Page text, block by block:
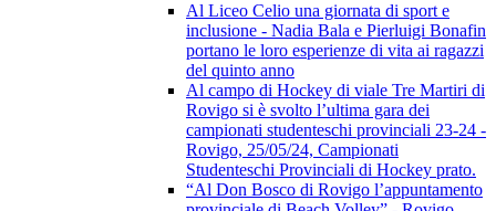
Al Liceo Celio una giornata di sport e
inclusione - Nadia Bala e Pierluigi Bonafin
portano le loro esperienze di vita ai ragazzi
del quinto anno
Al campo di Hockey di viale Tre Martiri di
Rovigo si è svolto l’ultima gara dei
campionati studenteschi provinciali 23-24 -
Rovigo, 25/05/24, Campionati
Studenteschi Provinciali di Hockey prato.
“Al Don Bosco di Rovigo l’appuntamento